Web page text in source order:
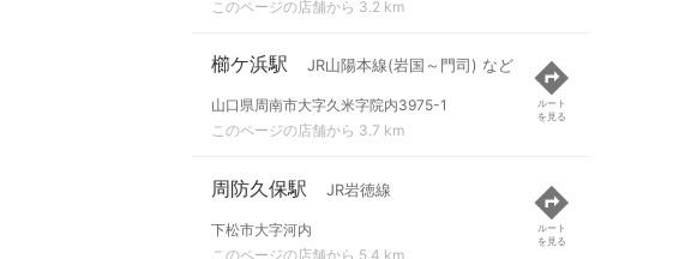
このページの店舗から 3.2 km
櫛ケ浜駅 JR山陽本線(岩国～門司) など
山口県周南市大字久米字院内3975-1
このページの店舗から 3.7 km
ルート
を見る
周防久保駅 JR岩徳線
下松市大字河内
このページの店舗から 5.4 km
ルート
を見る